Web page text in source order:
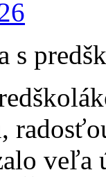
s
veľa